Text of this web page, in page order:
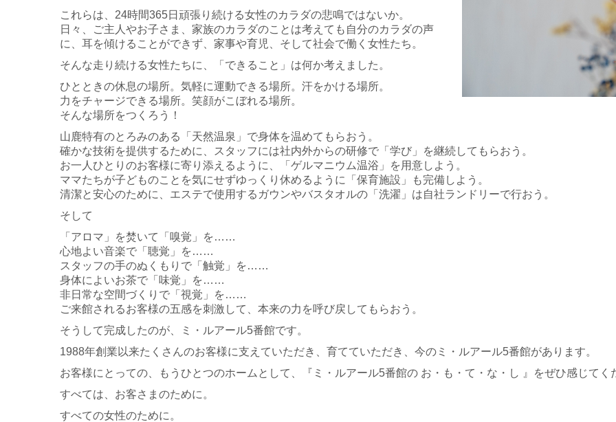
これらは、24時間365日頑張り続ける女性のカラダの悲鳴ではないか。
日々、ご主人やお子さま、家族のカラダのことは考えても 自分のカラダの声
に、耳を傾けることができず、 家事や育児、そして社会で働く女性たち。
そんな走り続ける女性たちに、「できること」は何か考えました。
ひとときの休息の場所。気軽に運動できる場所。汗をかける場所。
力をチャージできる場所。笑顔がこぼれる場所。
そんな場所をつくろう！
山鹿特有のとろみのある「天然温泉」で身体を温めてもらおう。
確かな技術を提供するために、スタッフには社内外からの研修で「学び」を継続してもらおう。
お一人ひとりのお客様に寄り添えるように、「ゲルマニウム温浴」を用意しよう。
ママたちが子どものことを気にせずゆっくり休めるように「保育施設」も完備しよう。
清潔と安心のために、エステで使用するガウンやバスタオルの「洗濯」は自社ランドリーで行おう。
そして
「アロマ」を焚いて「嗅覚」を……
心地よい音楽で「聴覚」を……
スタッフの手のぬくもりで「触覚」を……
身体によいお茶で「味覚」を……
非日常な空間づくりで「視覚」を……
ご来館されるお客様の五感を刺激して、本来の力を呼び戻してもらおう。
そうして完成したのが、ミ・ルアール5番館です。
1988年創業以来たくさんのお客様に支えていただき、 育てていただき、今のミ・ルアール5番館があります。
お客様にとっての、もうひとつのホームとして、
『ミ・ルアール5番館の お・も・て・な・し 』をぜひ感じてく
すべては、お客さまのために。
すべての女性のために。